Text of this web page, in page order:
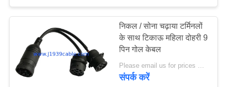
9
निकल / सोना चढ़ाया टर्मिनलों
के साथ टिकाऊ महिला दोहरी 9
पिन गोल केबल
Please email us for prices MOQ:100 पीसी
संपर्क करें